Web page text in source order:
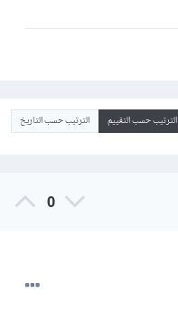
الترتيب حسب التقييم الترتيب حسب التاريخ
0